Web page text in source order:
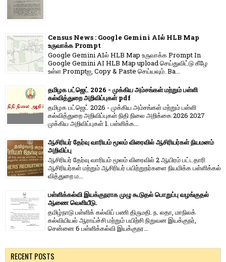
Census News : Google Gemini AIல் HLB Map
உருவாக்க Prompt
Google Gemini AIல் HLB Map உருவாக்க Prompt In
Google Gemini AI HLB Map upload செய்துவிட்டு கீழே
உள்ள Promptஐ, Copy & Paste செய்யவும். Ba...
தமிழக பட்ஜெட் 2026 - முக்கிய அம்சங்கள் மற்றும் பள்ளி
கல்வித்துறை அறிவிப்புகள் pdf
தமிழக பட்ஜெட் 2026 - முக்கிய அம்சங்கள் மற்றும் பள்ளி
கல்வித்துறை அறிவிப்புகள் நிதி நிலை அறிக்கை 2026 2027
முக்கிய அறிவிப்புகள் 1. பள்ளிக்க...
ஆசிரியர் தேர்வு வாரியம் மூலம் விரைவில் ஆசிரியர்கள் நியமனம்
அறிவிப்பு
ஆசிரியர் தேர்வு வாரி​யம் மூலம் விரை​வில் 2 ஆயிரம் பட்​ட​தாரி
ஆசிரியர்​கள் மற்​றும் ஆசிரியர் பயிற்றுநர்​களை நியமிக்க பள்​ளிக்​கல்​
வித்​துறை ம...
பள்ளிக்கல்வி இயக்குநராக முழு கூடுதல் பொறுப்பு வழங்குதல்
ஆணை வெளியீடு.
தமிழ்நாடு பள்ளிக் கல்விப் பணி திருமதி. ந. லதா, மாநிலக்
கல்வியியல் ஆராய்ச்சி மற்றும் பயிற்சி நிறுவன இயக்குநர்,
சென்னை 6 பள்ளிக்கல்வி இயக்குநர...
RECENT POSTS